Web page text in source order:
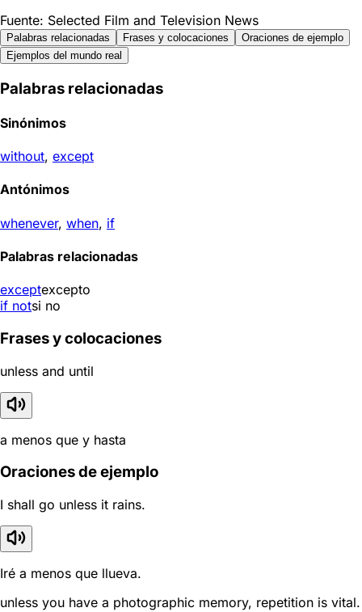
Fuente: Selected Film and Television News
Palabras relacionadas Frases y colocaciones
Oraciones de ejemplo
Ejemplos del mundo real
Palabras relacionadas
Sinónimos
without, except
Antónimos
whenever, when, if
Palabras relacionadas
exceptexcepto
if notsi no
Frases y colocaciones
unless and until
a menos que y hasta
Oraciones de ejemplo
I shall go unless it rains.
Iré a menos que llueva.
unless you have a photographic memory, repetition is vital.